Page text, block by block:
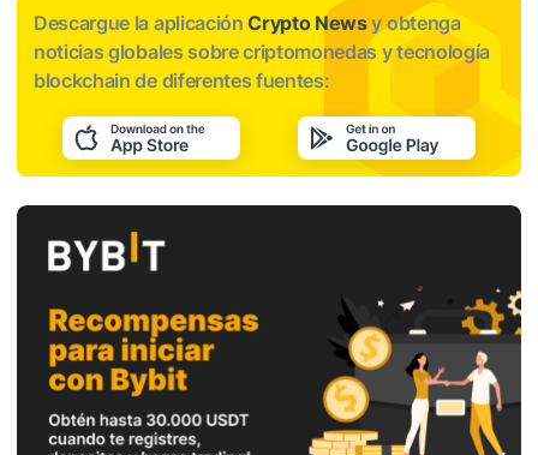
Descargue la aplicaciónCrypto Newsy obtenga
noticias globales sobre criptomonedas y tecnología
blockchain de diferentes fuentes: